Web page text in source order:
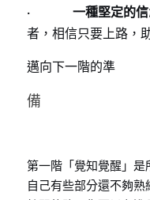
· 一種堅定的信
者，相信只要上路，
邁向下一階的準
備
第一階「覺知覺醒」是
自己有些部分還不夠